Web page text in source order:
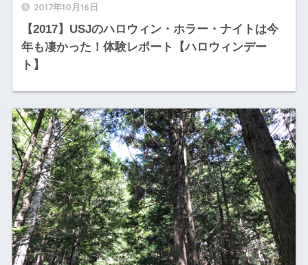
2017年10月16日
【2017】USJのハロウィン・ホラー・ナイトは今
年も凄かった！体験レポート【ハロウィンデー
ト】